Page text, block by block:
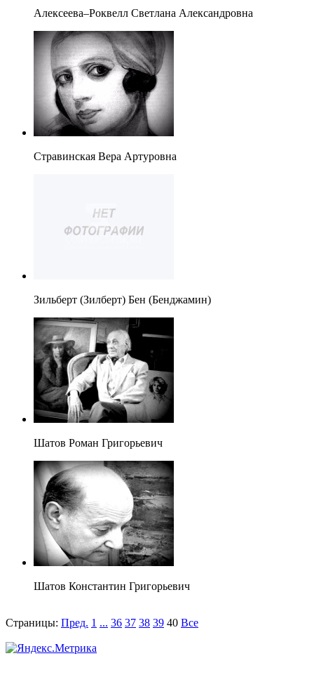
Алексеева–Роквелл Светлана Александровна
Стравинская Вера Артуровна
Зильберт (Зилберт) Бен (Бенджамин)
Шатов Роман Григорьевич
Шатов Константин Григорьевич
Страницы: Пред. 1 ... 36 37 38 39 40 Все